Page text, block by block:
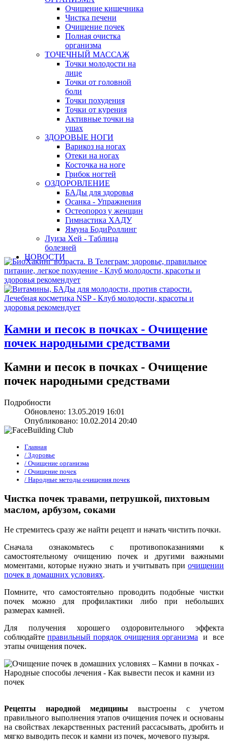
Очищение кишечника
Чистка печени
Очищение почек
Полная очистка
организма
ТОЧЕЧНЫЙ МАССАЖ
Точки молодости на
лице
Точки от головной
боли
Точки похудения
Точки от курения
Активные точки на
ушах
ЗДОРОВЫЕ НОГИ
Варикоз на ногах
Отеки на ногах
Косточка на ноге
Грибок ногтей
ОЗДОРОВЛЕНИЕ
БАДы для здоровья
Осанка - Упражнения
Остеопороз у женщин
Гимнастика ХАДУ
Ямуна БодиРоллинг
Луиза Хей - Таблица
болезней
НОВОСТИ
Камни и песок в почках - Очищение
почек народными средствами
Камни и песок в почках - Очищение
почек народными средствами
Подробности
Обновлено: 13.05.2019 16:01
Опубликовано: 10.02.2014 20:40
Главная
/ Здоровье
/ Очищение организма
/ Очищение почек
/ Народные методы очищения почек
Чистка почек травами, петрушкой, пихтовым
маслом, арбузом, соками
Не стремитесь сразу же найти рецепт и начать чистить почки.
Сначала ознакомьтесь с противопоказаниями к
самостоятельному очищению почек и другими важными
моментами, которые нужно знать и учитывать при очищении
почек в домашних условиях.
Помните, что самостоятельно проводить подобные чистки
почек можно для профилактики либо при небольших
размерах камней.
Для получения хорошего оздоровительного эффекта
соблюдайте правильный порядок очищения организма и все
этапы очищения почек.
Рецепты народной медицины выстроены с учетом
правильного выполнения этапов очищения почек и основаны
на свойствах лекарственных растений рассасывать, дробить и
мягко выводить песок и камни из почек, мочевого пузыря.